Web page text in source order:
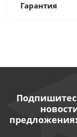
Гарантия